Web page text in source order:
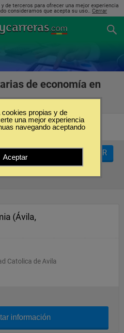
de terceros para ofrecer una mejor experiencia
consideramos que acepta su uso.. Cerrar
de economía en
Economía FILTRAR
(Ávila,
Catolica de Avila
información
propias y de
una mejor experiencia
navegando aceptando
Aceptar